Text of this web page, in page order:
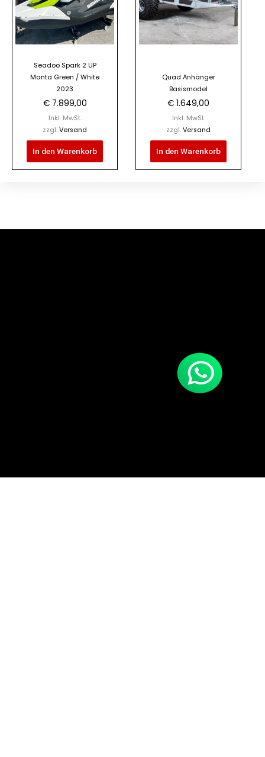
Seadoo Spark 2 UP
Manta Green / White
2023
€7.899,00
Inkl. MwSt.
zzgl. Versand
In den Warenkorb
Quad Anhänger
Basismodel
€ 1.649,00
Inkl. MwSt.
zzgl. Versand
In den Warenkorb